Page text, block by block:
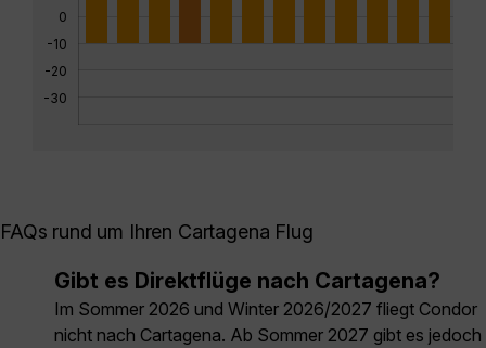
0
-10
-20
-30
FAQs rund um Ihren Cartagena Flug
Gibt es Direktflüge nach Cartagena?
Im Sommer 2026 und Winter 2026/2027 fliegt Condor
nicht nach Cartagena. Ab Sommer 2027 gibt es jedoch